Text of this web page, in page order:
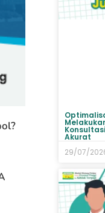
Akurat
29/07/